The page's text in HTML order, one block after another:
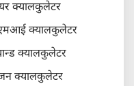
क्यालकुलेटर
क्यालकुलेटर
क्यालकुलेटर
क्यालकुलेटर